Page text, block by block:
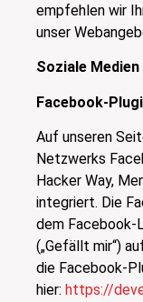
empfehlen wir
unser
Soziale Medien
Facebook-
Auf unseren
Netzwerks
Hacker Way,
integriert. Die
dem Facebook-
(„Gefällt mir“)
die Facebook-
hier: https://